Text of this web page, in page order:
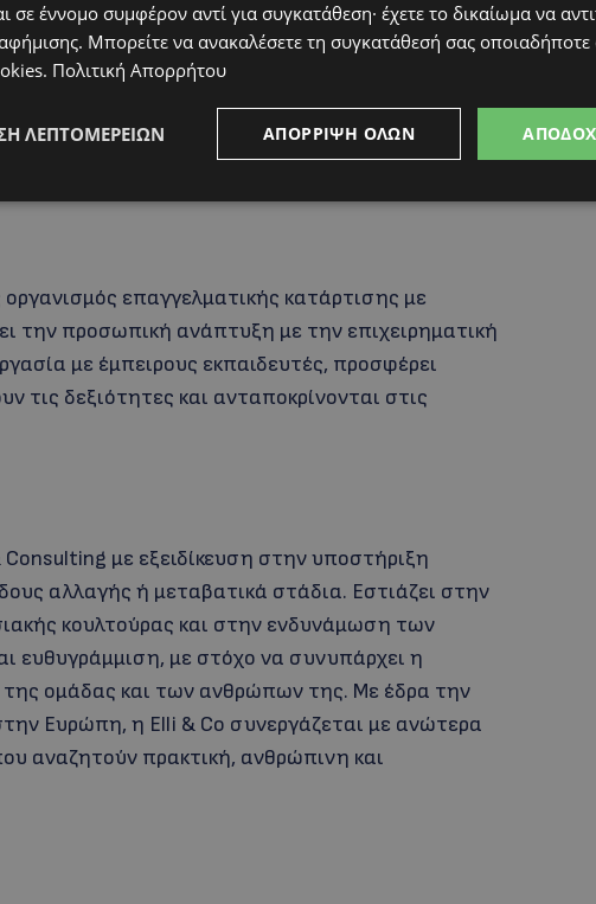
οι ενδιαφερόμενοι μπορούν να
επαγγελματικής κατάρτισης με
την προσωπική ανάπτυξη με την επιχειρηματική
με έμπειρους εκπαιδευτές, προσφέρει
τις δεξιότητες και ανταποκρίνονται στις
με εξειδίκευση στην υποστήριξη
αλλαγής ή μεταβατικά στάδια. Εστιάζει στην
κουλτούρας και στην ενδυνάμωση των
ευθυγράμμιση, με στόχο να συνυπάρχει η
της ομάδας και των ανθρώπων της. Με έδρα την
Ευρώπη, η Elli & Co συνεργάζεται με ανώτερα
αναζητούν πρακτική, ανθρώπινη και
σε έννομο συμφέρον αντί για συγκατάθεση· έχετε το δικαίωμα να
. Μπορείτε να ανακαλέσετε τη συγκατάθεσή σας οποιαδήποτε
. Πολιτική Απορρήτου
ΑΠΌΡΡΙΨΗ ΌΛΩΝ
ΛΕΠΤΟΜΕΡΕΙΏΝ